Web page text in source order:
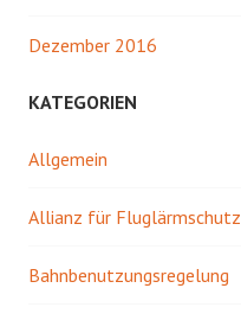
Dezember 2016
KATEGORIEN
Allgemein
Allianz für Fluglärmschutz
Bahnbenutzungsregelung